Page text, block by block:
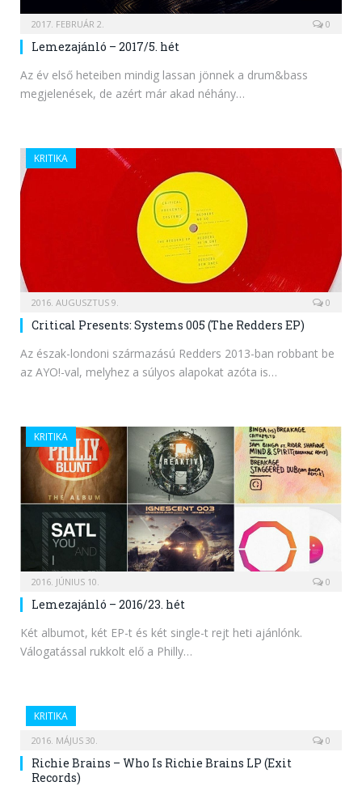
2017. FEBRUÁR 2. 0
Lemezajánló – 2017/5. hét
Az év első heteiben mindig lassan jönnek a drum&bass
megjelenések, de azért már akad néhány…
KRITIKA
2016. AUGUSZTUS 9. 0
Critical Presents: Systems 005 (The Redders EP)
Az észak-londoni származású Redders 2013-ban robbant be
az AYO!-val, melyhez a súlyos alapokat azóta is…
KRITIKA
2016. JÚNIUS 10. 0
Lemezajánló – 2016/23. hét
Két albumot, két EP-t és két single-t rejt heti ajánlónk.
Válogatással rukkolt elő a Philly…
KRITIKA
2016. MÁJUS 30. 0
Richie Brains – Who Is Richie Brains LP (Exit
Records)